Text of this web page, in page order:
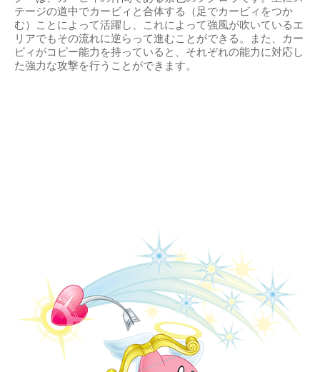
テージの道中でカービィと合体する（足でカービィをつか
む）ことによって活躍し、これによって強風が吹いているエ
リアでもその流れに逆らって進むことができる。また、カー
ビィがコピー能力を持っていると、それぞれの能力に対応し
た強力な攻撃を行うことができます。